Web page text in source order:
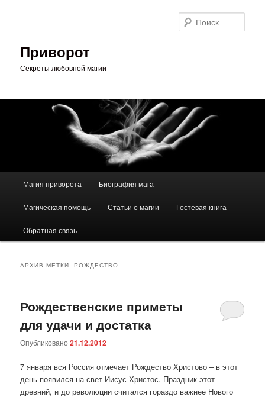
Приворот
Секреты любовной магии
Магия приворота Биография мага
Магическая помощь Статьи о магии Гостевая книга
Обратная связь
АРХИВ МЕТКИ:РОЖДЕСТВО
Рождественские приметы
для удачи и достатка
Опубликовано21.12.2012
7 января вся Россия отмечает Рождество Христово – в этот
день появился на свет Иисус Христос. Праздник этот
древний, и до революции считался гораздо важнее Нового